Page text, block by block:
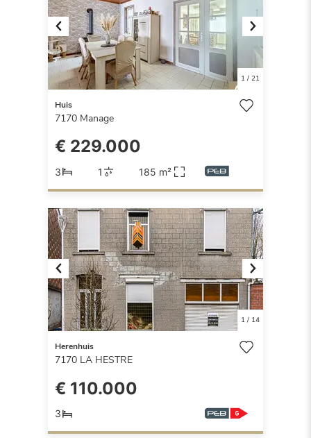
Previous Next
1/ 21
Huis
7170 Manage
€ 229.000
3 1 185 m²
Previous Next
1/ 14
Herenhuis
7170 LA HESTRE
€ 110.000
3